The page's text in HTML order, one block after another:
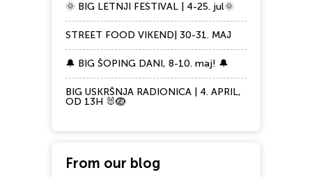
🌞 BIG LETNJI FESTIVAL | 4-25. jul🌞
STREET FOOD VIKEND| 30-31. MAJ
🔔 BIG ŠOPING DANI, 8-10. maj! 🔔
BIG USKRŠNJA RADIONICA | 4. APRIL,
OD 13H 🐰🪺
From our blog